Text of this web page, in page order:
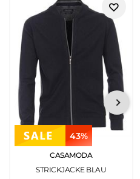
43%
CASAMODA
STRICKJACKE BLAU